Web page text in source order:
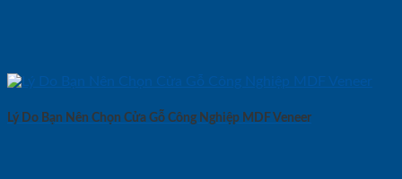
Lý Do Bạn Nên Chọn Cửa Gỗ Công Nghiệp MDF Veneer